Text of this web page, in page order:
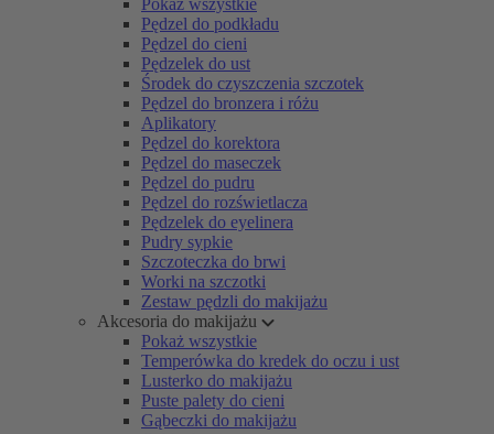
Pokaż wszystkie
Pędzel do podkładu
Pędzel do cieni
Pędzelek do ust
Środek do czyszczenia szczotek
Pędzel do bronzera i różu
Aplikatory
Pędzel do korektora
Pędzel do maseczek
Pędzel do pudru
Pędzel do rozświetlacza
Pędzelek do eyelinera
Pudry sypkie
Szczoteczka do brwi
Worki na szczotki
Zestaw pędzli do makijażu
Akcesoria do makijażu
Pokaż wszystkie
Temperówka do kredek do oczu i ust
Lusterko do makijażu
Puste palety do cieni
Gąbeczki do makijażu